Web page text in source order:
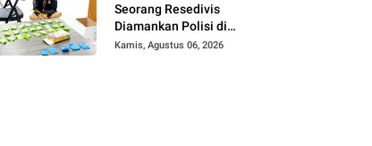
Seorang Resedivis
Diamankan Polisi di
Bukittinggi
Kamis, Agustus 06, 2026